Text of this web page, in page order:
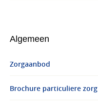
Algemeen
Zorgaanbod
Brochure particuliere zorg